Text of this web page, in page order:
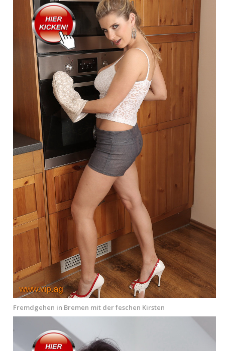
Fremdgehen in Bremen mit der feschen Kirsten